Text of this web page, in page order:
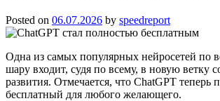
Posted on 06.07.2026 by speedreport
Одна из самых популярных нейросетей по
шару входит, судя по всему, в новую ветку
развития. Отмечается, что ChatGPT теперь
бесплатный для любого желающего.